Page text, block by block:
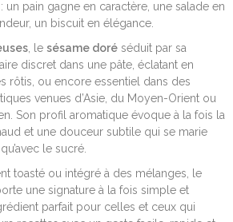
un pain gagne en caractère, une salade en
un biscuit en élégance.
, le sésame doré séduit par sa
discret dans une pâte, éclatant en
rôtis, ou encore essentiel dans des
venues d’Asie, du Moyen-Orient ou
Son profil aromatique évoque à la fois la
et une douceur subtile qui se marie
le sucré.
toasté ou intégré à des mélanges, le
une signature à la fois simple et
parfait pour celles et ceux qui